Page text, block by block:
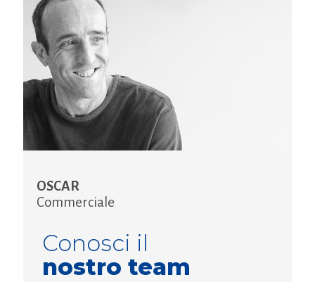
OSCAR
Commerciale
Conosci il
nostro team